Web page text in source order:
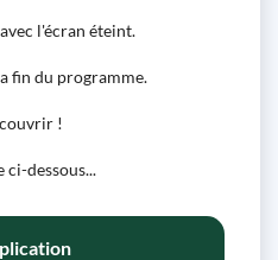
l'écran éteint.
fin du programme.
!
dessous...